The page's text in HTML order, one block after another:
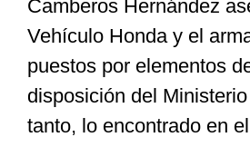
Camberos Hernández
Vehículo Honda y el
puestos por elementos
disposición del
tanto, lo encontrado en